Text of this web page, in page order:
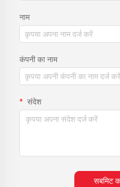
नाम
कंपनी का नाम
संदेश
सबमिट